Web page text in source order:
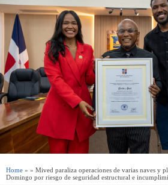
o
n
Home » » Mived paraliza operaciones de varias naves y
Domingo por riesgo de seguridad estructural e